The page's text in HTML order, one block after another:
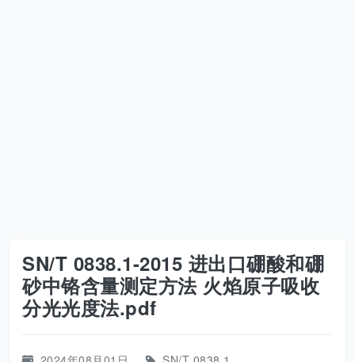
SN/T 0838.1-2015 进出口硼酸和硼
砂中铬含量测定方法 火焰原子吸收
分光光度法.pdf